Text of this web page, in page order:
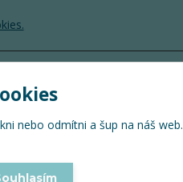
vyhrazena
nebo odmítni a šup na náš web.